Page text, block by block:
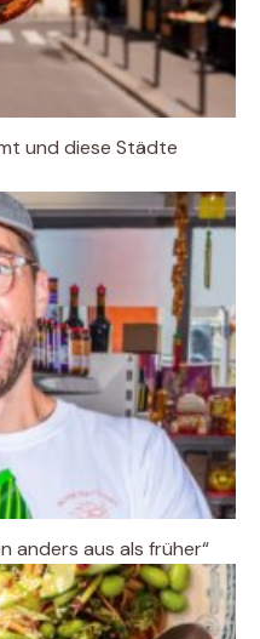
und diese Städte
anders aus als früher“